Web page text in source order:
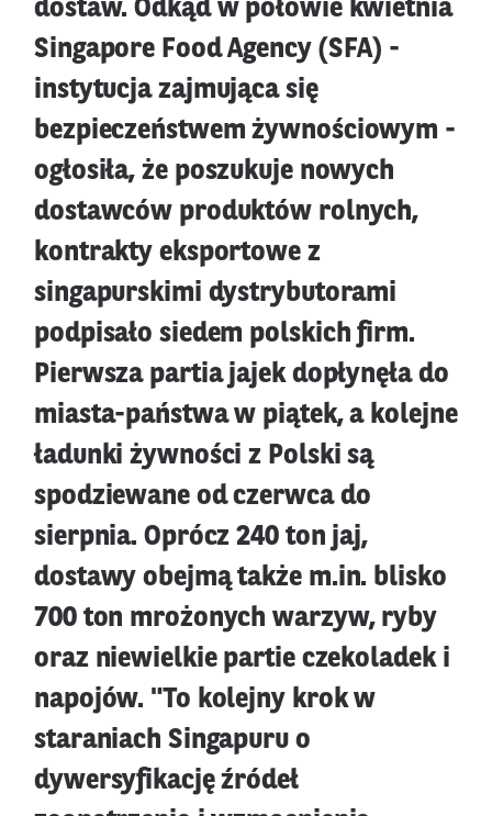
dostaw. Odkąd w połowie kwietnia
Singapore Food Agency (SFA) -
instytucja zajmująca się
bezpieczeństwem żywnościowym -
ogłosiła, że poszukuje nowych
dostawców produktów rolnych,
kontrakty eksportowe z
singapurskimi dystrybutorami
podpisało siedem polskich firm.
Pierwsza partia jajek dopłynęła do
miasta-państwa w piątek, a kolejne
ładunki żywności z Polski są
spodziewane od czerwca do
sierpnia. Oprócz 240 ton jaj,
dostawy obejmą także m.in. blisko
700 ton mrożonych warzyw, ryby
oraz niewielkie partie czekoladek i
napojów. "To kolejny krok w
staraniach Singapuru o
dywersyfikację źródeł